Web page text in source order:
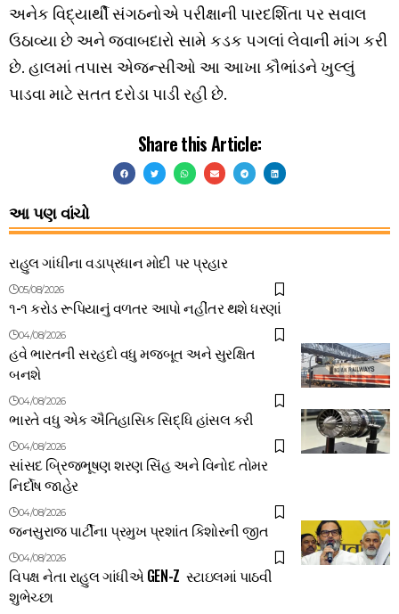
અનેક વિદ્યાર્થી સંગઠનોએ પરીક્ષાની પારદર્શિતા પર સવાલ
ઉઠાવ્યા છે અને જવાબદારો સામે કડક પગલાં લેવાની માંગ કરી
છે. હાલમાં તપાસ એજન્સીઓ આ આખા કૌભાંડને ખુલ્લું
પાડવા માટે સતત દરોડા પાડી રહી છે.
Share this Article:
આ પણ વાંચો
રાહુલ ગાંધીના વડાપ્રધાન મોદી પર પ્રહાર
05/08/2026
૧-૧ કરોડ રૂપિયાનું વળતર આપો નહીંતર થશે ધરણાં
04/08/2026
હવે ભારતની સરહદો વધુ મજબૂત અને સુરક્ષિત
બનશે
04/08/2026
ભારતે વધુ એક ઐતિહાસિક સિદ્ધિ હાંસલ કરી
04/08/2026
સાંસદ બ્રિજભૂષણ શરણ સિંહ અને વિનોદ તોમર
નિર્દોષ જાહેર
04/08/2026
જનસુરાજ પાર્ટીના પ્રમુખ પ્રશાંત કિશોરની જીત
04/08/2026
વિપક્ષ નેતા રાહુલ ગાંધીએ GEN-Z સ્ટાઇલમાં પાઠવી
શુભેચ્છા